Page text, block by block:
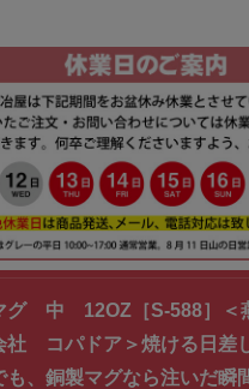
グ 中 12OZ［S-588］＜
社 コパドア＞焼ける日差
も、銅製マグなら注いだ瞬